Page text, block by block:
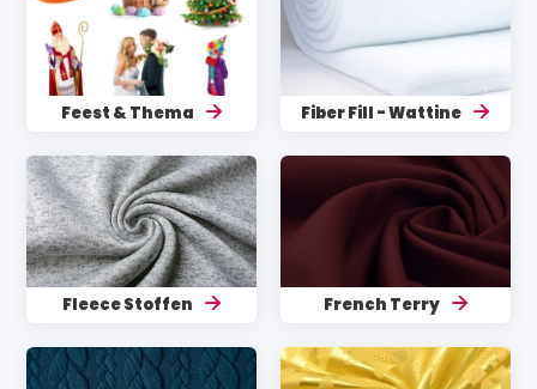
Feest & Thema Fiber Fill - Wattine
Fleece Stoffen French Terry